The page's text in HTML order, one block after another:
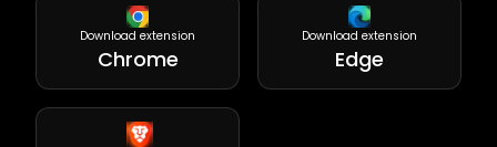
Download extension
Chrome
Download extension
Edge